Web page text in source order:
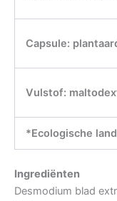
Capsule:
Vulstof:
*Ecologische
Ingrediënten
Desmodium blad